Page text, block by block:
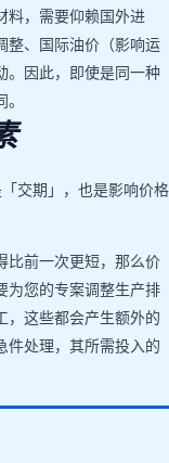
料，需要仰赖国外进
整、国际油价（影响运
。因此，即使是同一种
交期」，也是影响价格
比前一次更短，那么价
为您的专案调整生产排
，这些都会产生额外的
件处理，其所需投入的